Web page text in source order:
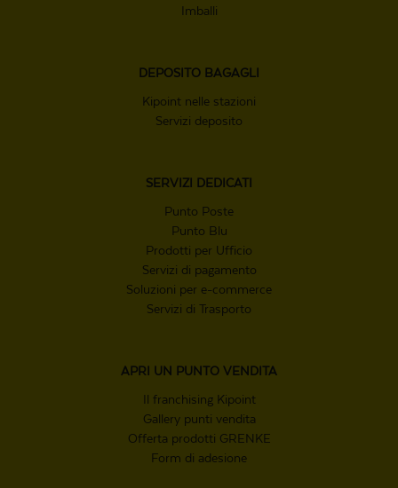
Imballi
DEPOSITO BAGAGLI
Kipoint nelle stazioni
Servizi deposito
SERVIZI
DEDICATI
Punto Poste
Punto Blu
Prodotti per Ufficio
Servizi di pagamento
Soluzioni per e-commerce
Servizi di Trasporto
APRI UN
PUNTO VENDITA
Il franchising Kipoint
Gallery punti vendita
Offerta prodotti GRENKE
Form di adesione